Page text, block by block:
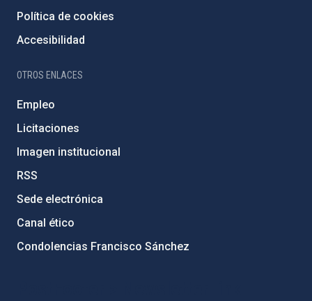
Política de cookies
Accesibilidad
OTROS ENLACES
Empleo
Licitaciones
Imagen institucional
RSS
Sede electrónica
Canal ético
Condolencias Francisco Sánchez